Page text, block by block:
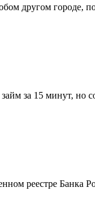
другом городе,
за 15 минут, но
реестре